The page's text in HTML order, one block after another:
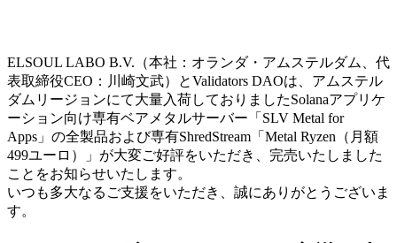
ELSOUL LABO B.V.（本社：オランダ・アムステルダム、代
表取締役CEO：川崎文武）とValidators DAOは、アムステル
ダムリージョンにて大量入荷しておりましたSolanaアプリケ
ーション向け専有ベアメタルサーバー「SLV Metal for
Apps」の全製品および専有ShredStream「Metal Ryzen（月額
499ユーロ）」が大変ご好評をいただき、完売いたしました
ことをお知らせいたします。
いつも多大なるご支援をいただき、誠にありがとうございま
す。